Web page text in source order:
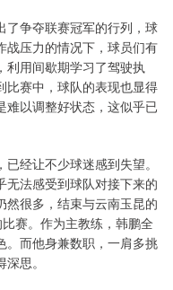
了争夺联赛冠军的行列，球
战压力的情况下，球员们有
利用间歇期学习了驾驶执
比赛中，球队的表现也显得
难以调整好状态，这似乎已
经让不少球迷感到失望。
无法感受到球队对接下来的
然很多，结束与云南玉昆的
赛。作为主教练，韩鹏全
。而他身兼数职，一肩多挑
思。